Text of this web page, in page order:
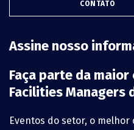
CONTATO
Assine nosso
Faça parte da
Facilities Managers
Eventos do setor, o melhor